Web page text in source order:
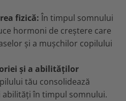
fizică: În timpul somnului
hormoni de creștere care
și a mușchilor copilului
și a abilităților
tău consolidează
în timpul somnului.